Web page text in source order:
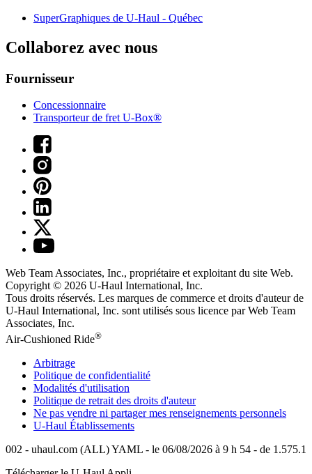
SuperGraphiques de U-Haul - Québec
Collaborez avec nous
Fournisseur
Concessionnaire
Transporteur de fret U-Box®
Web Team Associates, Inc., propriétaire et exploitant du site Web.
Copyright © 2026 U-Haul International, Inc.
Tous droits réservés. Les marques de commerce et droits d'auteur de
U-Haul International, Inc. sont utilisés sous licence par Web Team
Associates, Inc.
Air-Cushioned Ride®
Arbitrage
Politique de confidentialité
Modalités d'utilisation
Politique de retrait des droits d'auteur
Ne pas vendre ni partager mes renseignements personnels
U-Haul Établissements
002 - uhaul.com (ALL) YAML - le 06/08/2026 à 9 h 54 - de 1.575.1